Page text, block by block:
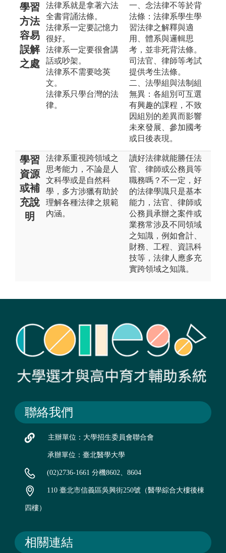
學習
方法
容易
誤解
之處
法律系就是拿著六法
全書背誦法條。
法律系一定要記憶力
很好。
法律系一定要很會講
話或吵架。
法律系不需要唸英
文。
法律系只學台灣的法
律。
一、念法律不等於背
法條：法律系學生學
習法律之解釋與適
用、體系與邏輯思
考，並非死背法條。
司法官、律師等考試
提供考生法條。
二、法學組與法制組
無異：各組別可互選
有興趣的課程，不致
因組別的差異而影響
未來發展、參加國考
或日後表現。
學習
資源
或補
充說
明
法律系重視跨領域之
思考能力，不論是人
文科學或是自然科
學，多方涉獵有助於
理解各種法律之規範
內涵。
讀好法律就能勝任法
官、律師或公務員等
職務嗎？不一定，好
的法律學識只是基本
能力，法官、律師或
公務員承辦之案件或
業務常涉及不同領域
之知識，例如會計、
財務、工程、資訊科
技等，法律人應多充
實跨領域之知識。
聯絡我們
主辦單位：大學招生委員會聯合會
承辦單位：臺北醫學大學
(02)2736-1661 分機8602、8604
110 臺北市信義區吳興街250號（醫學綜合大樓後棟
四樓）
相關連結